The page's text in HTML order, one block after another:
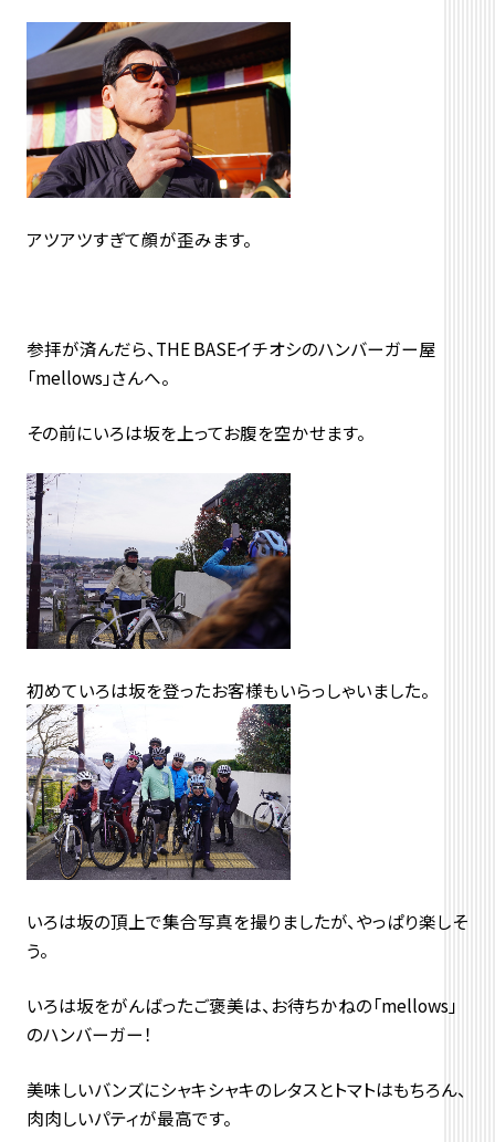
アツアツすぎて顔が歪みます。
参拝が済んだら、THE BASEイチオシのハンバーガー屋
「mellows」さんへ。
その前にいろは坂を上ってお腹を空かせます。
初めていろは坂を登ったお客様もいらっしゃいました。
いろは坂の頂上で集合写真を撮りましたが、やっぱり楽しそ
う。
いろは坂をがんばったご褒美は、お待ちかねの「mellows」
のハンバーガー！
美味しいバンズにシャキシャキのレタスとトマトはもちろん、
肉肉しいパティが最高です。